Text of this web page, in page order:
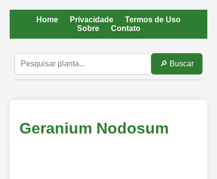
Home Privacidade
Termos de Uso
Sobre
Contato
🔎 Buscar
Geranium Nodosum